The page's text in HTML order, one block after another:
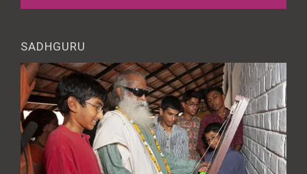
SADHGURU